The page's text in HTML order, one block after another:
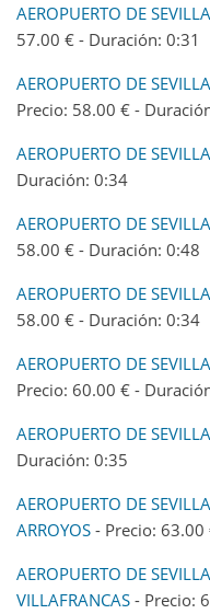
AEROPUERTO DE
57.00 € - Duración: 0:31
AEROPUERTO DE
Precio: 58.00 € -
AEROPUERTO DE
Duración: 0:34
AEROPUERTO DE
58.00 € - Duración: 0:48
AEROPUERTO DE
58.00 € - Duración: 0:34
AEROPUERTO DE
Precio: 60.00 € -
AEROPUERTO DE
Duración: 0:35
AEROPUERTO DE
ARROYOS - Precio:
AEROPUERTO DE
VILLAFRANCAS - Precio: